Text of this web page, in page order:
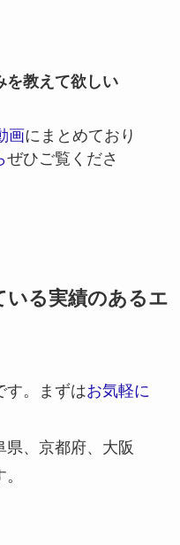
を教えて欲しい
画にまとめており
ぜひご覧くださ
いる実績のあるエ
す。まずはお気軽に
県、京都府、大阪